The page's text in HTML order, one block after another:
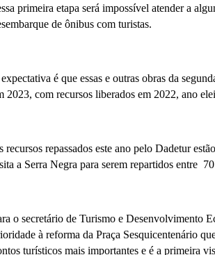
primeira etapa será impossível atender a
de ônibus com turistas.
é que essas e outras obras da
2023, com recursos liberados em 2022, ano
recursos repassados este ano pelo Dadetur
a Serra Negra para serem repartidos entre
o secretário de Turismo e Desenvolvimento
à reforma da Praça Sesquicentenário
turísticos mais importantes e é a primeira